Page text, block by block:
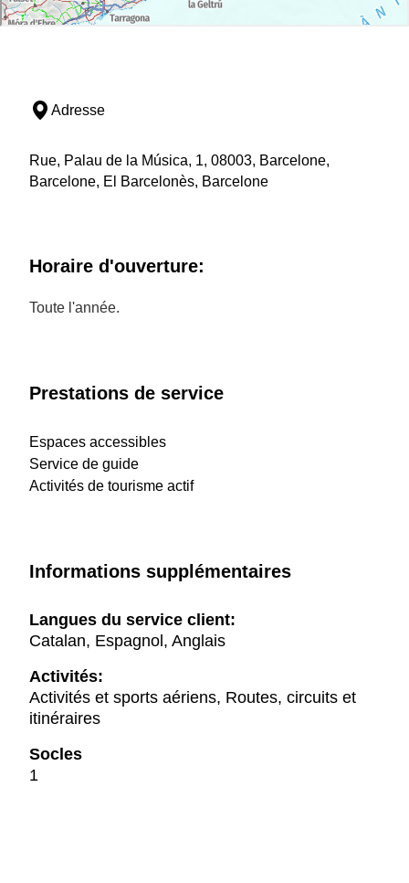
Adresse
Rue, Palau de la Música, 1, 08003, Barcelone,
Barcelone, El Barcelonès, Barcelone
Horaire d'ouverture:
Toute l'année.
Prestations de service
Espaces accessibles
Service de guide
Activités de tourisme actif
Informations supplémentaires
Langues du service client:
Catalan, Espagnol, Anglais
Activités:
Activités et sports aériens, Routes, circuits et
itinéraires
Socles
1